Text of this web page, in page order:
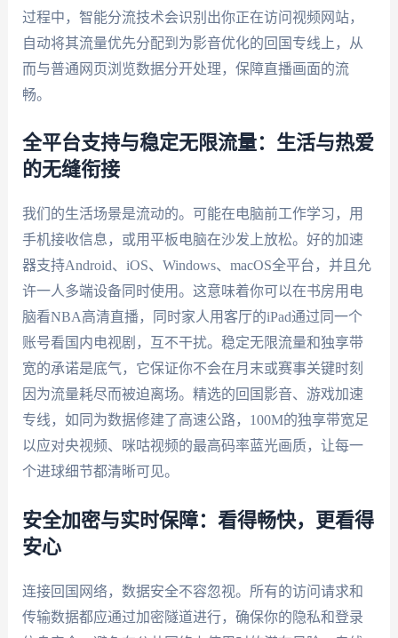
过程中，智能分流技术会识别出你正在访问视频网站，
自动将其流量优先分配到为影音优化的回国专线上，从
而与普通网页浏览数据分开处理，保障直播画面的流
畅。
全平台支持与稳定无限流量：生活与热爱
的无缝衔接
我们的生活场景是流动的。可能在电脑前工作学习，用
手机接收信息，或用平板电脑在沙发上放松。好的加速
器支持Android、iOS、Windows、macOS全平台，并且允
许一人多端设备同时使用。这意味着你可以在书房用电
脑看NBA高清直播，同时家人用客厅的iPad通过同一个
账号看国内电视剧，互不干扰。稳定无限流量和独享带
宽的承诺是底气，它保证你不会在月末或赛事关键时刻
因为流量耗尽而被迫离场。精选的回国影音、游戏加速
专线，如同为数据修建了高速公路，100M的独享带宽足
以应对央视频、咪咕视频的最高码率蓝光画质，让每一
个进球细节都清晰可见。
安全加密与实时保障：看得畅快，更看得
安心
连接回国网络，数据安全不容忽视。所有的访问请求和
传输数据都应通过加密隧道进行，确保你的隐私和登录